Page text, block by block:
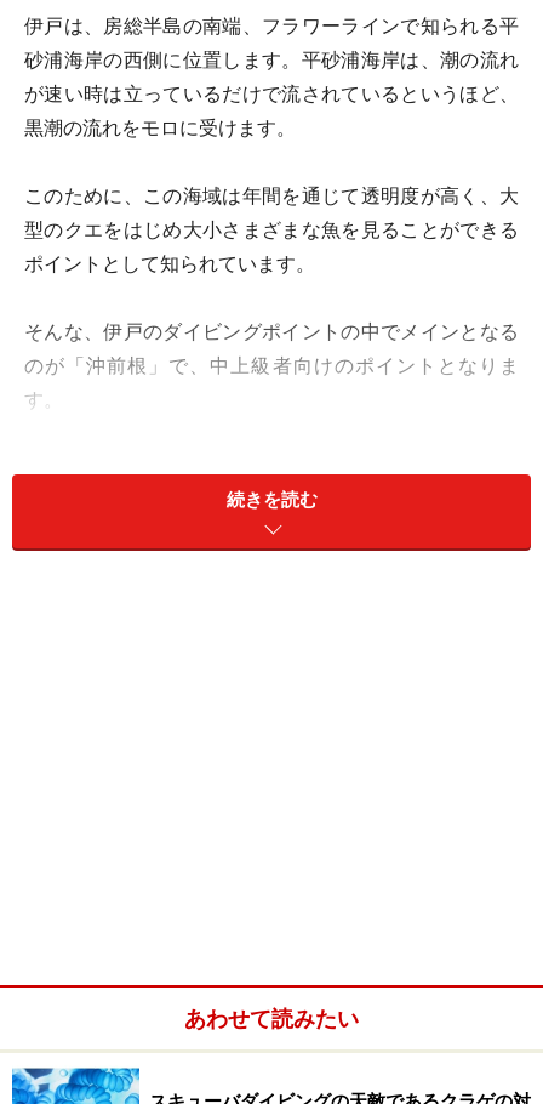
伊戸は、房総半島の南端、フラワーラインで知られる平
砂浦海岸の西側に位置します。平砂浦海岸は、潮の流れ
が速い時は立っているだけで流されているというほど、
黒潮の流れをモロに受けます。
このために、この海域は年間を通じて透明度が高く、大
型のクエをはじめ大小さまざまな魚を見ることができる
ポイントとして知られています。
そんな、伊戸のダイビングポイントの中でメインとなる
のが「沖前根」で、中上級者向けのポイントとなりま
す。
ど延びる自然の根です。深度は最大で20～24メートルほ
ど（根のトップの水深は15メートル）で、ソフトコーラ
TEL：0470-29-1470
ホームページ：伊戸ダイビングサービスBOMMIE（ボミ
ー）
続きを読む
あわせて読みたい